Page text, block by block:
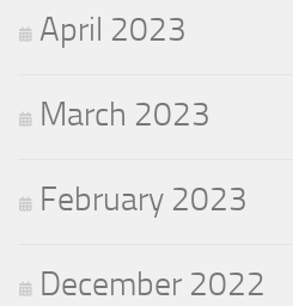
April 2023
March 2023
February 2023
December 2022